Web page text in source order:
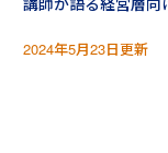
2024年5月23日更新